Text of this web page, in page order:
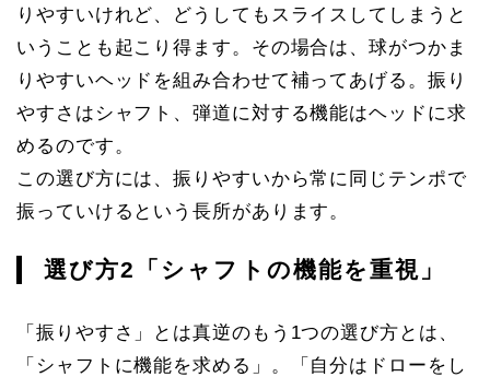
りやすいけれど、どうしてもスライスしてしまうと
いうことも起こり得ます。その場合は、球がつかま
りやすいヘッドを組み合わせて補ってあげる。振り
やすさはシャフト、弾道に対する機能はヘッドに求
めるのです。
この選び方には、振りやすいから常に同じテンポで
振っていけるという長所があります。
選び方2「シャフトの機能を重視」
「振りやすさ」とは真逆のもう1つの選び方とは、
「シャフトに機能を求める」。「自分はドローをし